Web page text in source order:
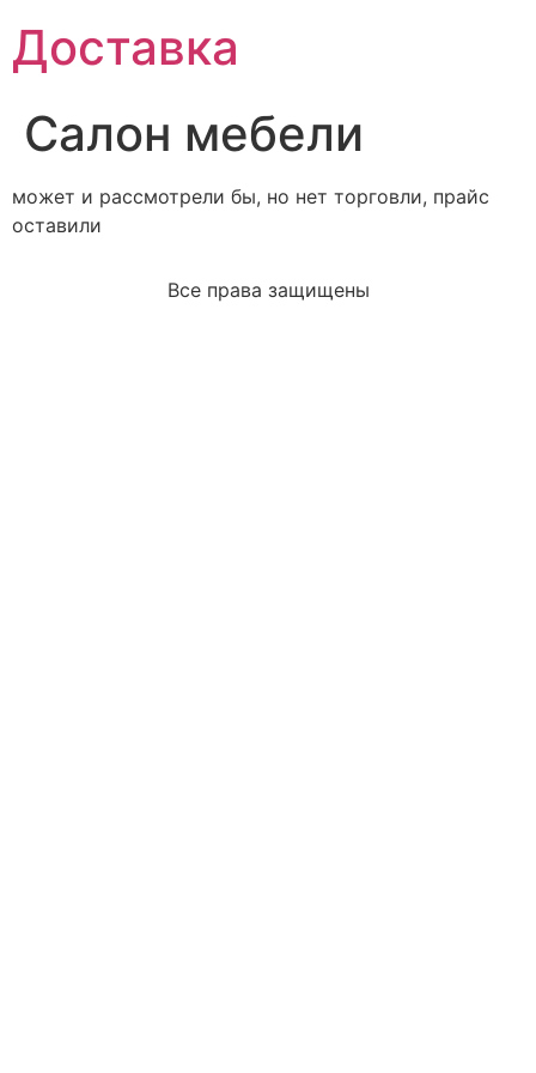
Доставка
Салон мебели
может и рассмотрели бы, но нет торговли, прайс
оставили
Все права защищены